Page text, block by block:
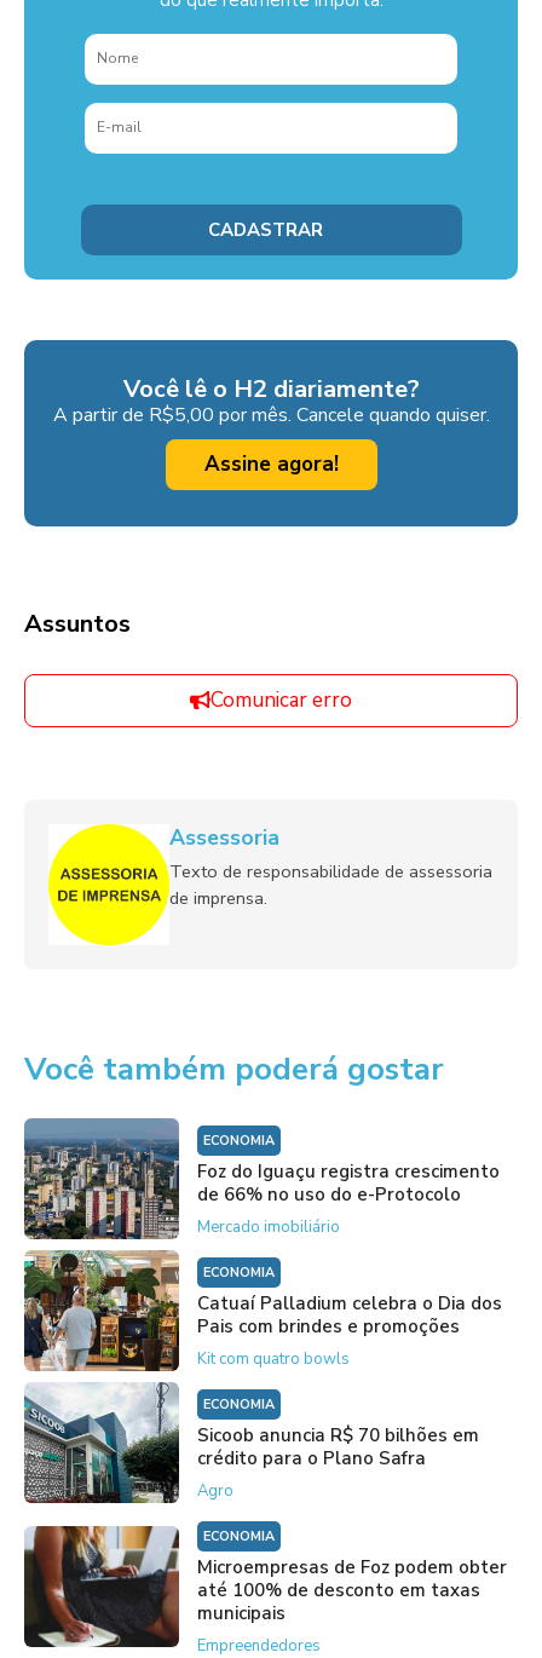
Você lê o H2 diariamente?
A partir de R$5,00 por mês. Cancele quando quiser.
Assine agora!
Assuntos
Comunicar erro
Assessoria
Texto de responsabilidade de assessoria
de imprensa.
Você também poderá gostar
ECONOMIA
Foz do Iguaçu registra crescimento
de 66% no uso do e-Protocolo
Mercado imobiliário
ECONOMIA
Catuaí Palladium celebra o Dia dos
Pais com brindes e promoções
Kit com quatro bowls
ECONOMIA
Sicoob anuncia R$ 70 bilhões em
crédito para o Plano Safra
Agro
ECONOMIA
Microempresas de Foz podem obter
até 100% de desconto em taxas
municipais
Empreendedores